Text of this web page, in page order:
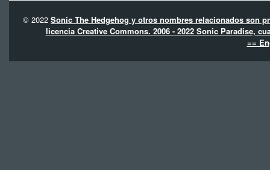
© 2022 Sonic The Hedgehog y otros nombres relacionados son
licencia Creative Commons. 2006 - 2022 Sonic Paradise,
==